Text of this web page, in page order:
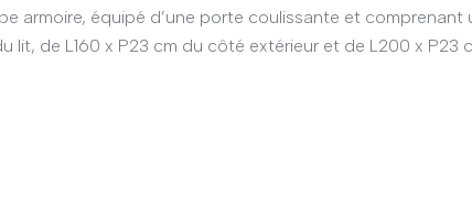
armoire, équipé d’une porte coulissante et comprenant
lit, de L160 x P23 cm du côté extérieur et de L200 x